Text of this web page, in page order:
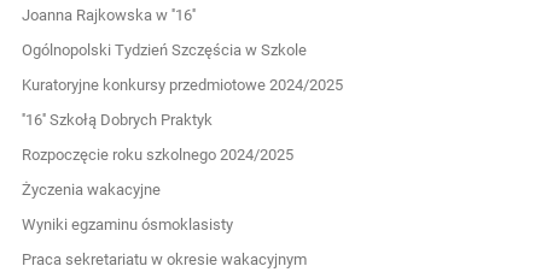
Joanna Rajkowska w ''16''
Ogólnopolski Tydzień Szczęścia w Szkole
Kuratoryjne konkursy przedmiotowe 2024/2025
''16'' Szkołą Dobrych Praktyk
Rozpoczęcie roku szkolnego 2024/2025
Życzenia wakacyjne
Wyniki egzaminu ósmoklasisty
Praca sekretariatu w okresie wakacyjnym